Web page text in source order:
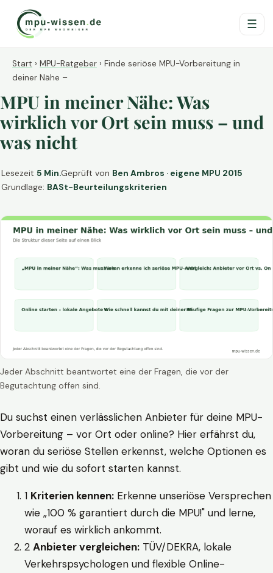
☰
Start › MPU-Ratgeber › Finde seriöse MPU-Vorbereitung in
deiner Nähe –
MPU in meiner Nähe: Was
wirklich vor Ort sein muss – und
was nicht
Lesezeit 5 Min.Geprüft von Ben Ambros · eigene MPU 2015
Grundlage: BASt-Beurteilungskriterien
Jeder Abschnitt beantwortet eine der Fragen, die vor der
Begutachtung offen sind.
Du suchst einen verlässlichen Anbieter für deine MPU-
Vorbereitung – vor Ort oder online? Hier erfährst du,
woran du seriöse Stellen erkennst, welche Optionen es
gibt und wie du sofort starten kannst.
1 Kriterien kennen: Erkenne unseriöse Versprechen
wie „100 % garantiert durch die MPU!" und lerne,
worauf es wirklich ankommt.
2 Anbieter vergleichen: TÜV/DEKRA, lokale
Verkehrspsychologen und flexible Online-